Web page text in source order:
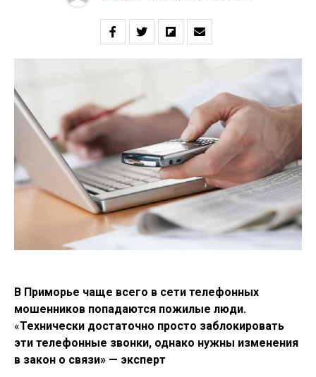
В Приморье чаще всего в сети телефонных
мошенников попадаются пожилые люди.
«Технически достаточно просто заблокировать
эти телефонные звонки, однако нужны изменения
в закон о связи» — эксперт